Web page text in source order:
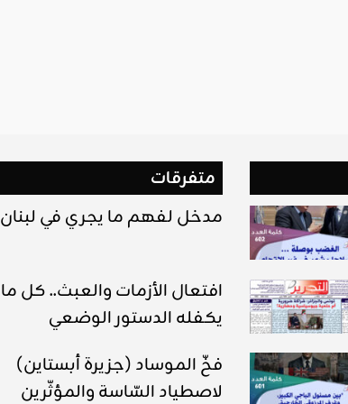
متفرقات
مدخل لفهم ما يجري في لبنان
افتعال الأزمات والعبث.. كل ما
يكفله الدستور الوضعي
(جزيرة أبستاين) فخّ الموساد
لاصطياد السّاسة والمؤثّرين